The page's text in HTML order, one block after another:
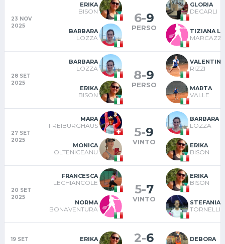
23 NOV
2025
ERIKA
BISON
BARBARA
LOZZA
6-9
PERSO
GLORIA
DECARLI
TIZIANA
28 SET
2025
BARBARA
LOZZA
ERIKA
BISON
8-9
PERSO
VALENTINA
RIZZI
MARTA
VALLE
27 SET
2025
MARA
FREIBURGHAUS
MONICA
OLTENICEANU
5-9
VINTO
BARBARA
LOZZA
ERIKA
BISON
20 SET
2025
FRANCESCA
LECHIANCOLE
NORMA
BONAVENTURA
5-7
VINTO
ERIKA
BISON
STEFANIA
TORNELLI
19 SET
ERIKA 2-6 DEBORA